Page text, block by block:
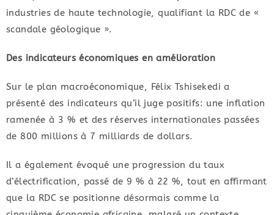
industries de haute technologie, qualifiant la RDC de «
scandale géologique ».
Des indicateurs économiques en amélioration
Sur le plan macroéconomique, Félix Tshisekedi a
présenté des indicateurs qu’il juge positifs: une inflation
ramenée à 3 % et des réserves internationales passées
de 800 millions à 7 milliards de dollars.
Il a également évoqué une progression du taux
d’électrification, passé de 9 % à 22 %, tout en affirmant
que la RDC se positionne désormais comme la